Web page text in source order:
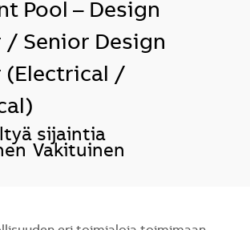
Pool – Design
/ Senior Design
(Electrical /
sijaintia
Vakituinen